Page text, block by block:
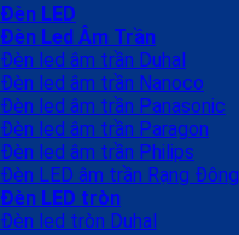
Đèn LED
Đèn Led Âm Trần
Đèn led âm trần Duhal
Đèn led âm trần Nanoco
Đèn led âm trần Panasonic
Đèn led âm trần Paragon
Đèn led âm trần Philips
Đèn LED âm trần Rạng Đông
Đèn LED tròn
Đèn led tròn Duhal